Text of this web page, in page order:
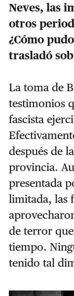
Neves, las
otros
¿Cómo
trasladó
La toma de
testimonios
fascista
después de
provincia.
presentada
limitada, las
de terror
tiempo.
tenido tal